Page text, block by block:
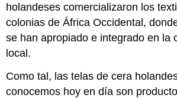
holandeses comercializaron los
colonias de África Occidental,
se han apropiado e integrado en la
local.
Como tal, las telas de cera
conocemos hoy en día son